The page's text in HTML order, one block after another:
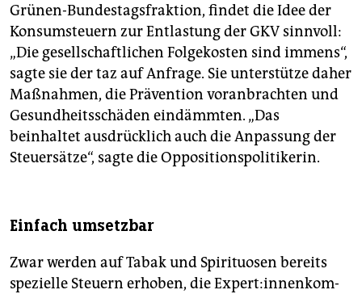
Grünen-Bundestagsfraktion, findet die Idee der
Konsumsteuern zur Entlastung der GKV sinnvoll:
„Die gesellschaftlichen Folgekosten sind immens“,
sagte sie der taz auf Anfrage. Sie unterstütze daher
Maßnahmen, die Prävention voranbrachten und
Gesundheitsschäden eindämmten. „Das
beinhaltet ausdrücklich auch die Anpassung der
Steuersätze“, sagte die Oppositionspolitikerin.
Einfach umsetzbar
Zwar werden auf Tabak und Spirituosen bereits
spezielle Steuern erhoben, die Ex­per­t:in­nen­kom­